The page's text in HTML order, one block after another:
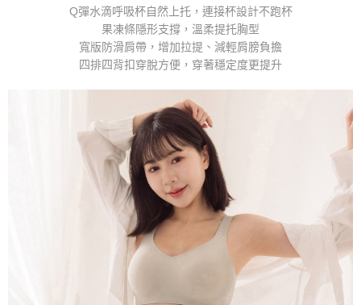
權轉讓予恩沛科技股份有限公司。
２．關於個人資料處理事宜，請瀏覽以下網址：
https://aftee.tw/terms/#terms3
３．未成年的使用者請事先徵得法定代理人或監護人之同意方可使用
「AFTEE先享後付」，若未經同意申辦者引起之損失，本公司不負相關責
時審查核予不同之上限額度；若仍有額度不足之情形，本公司將視審查結果
請求用戶進行身份認證。
５．嚴禁一人註冊多個帳號或使用他人資訊註冊。若發現惡意使用之情形，
恩沛科技股份有限公司將有權停止該用戶之使用額度並採取法律行動。
每筆NT$100，滿NT$1,000(含以上)免運費
Q彈水滴呼吸杯自然上托，連接杯設計不跑杯
果凍條隱形支撐，溫柔提托胸型
寬版防滑肩帶，增加拉提、減輕肩膀負擔
四排四背扣穿脫方便，穿著穩定度更提升